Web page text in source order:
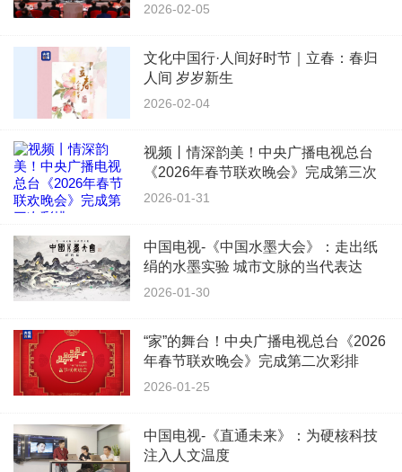
2026-02-05
文化中国行·人间好时节｜立春：春归
人间 岁岁新生
2026-02-04
视频丨情深韵美！中央广播电视总台
《2026年春节联欢晚会》完成第三次
彩排
2026-01-31
中国电视-《中国水墨大会》：走出纸
绢的水墨实验 城市文脉的当代表达
2026-01-30
“家”的舞台！中央广播电视总台《2026
年春节联欢晚会》完成第二次彩排
2026-01-25
中国电视-《直通未来》：为硬核科技
注入人文温度